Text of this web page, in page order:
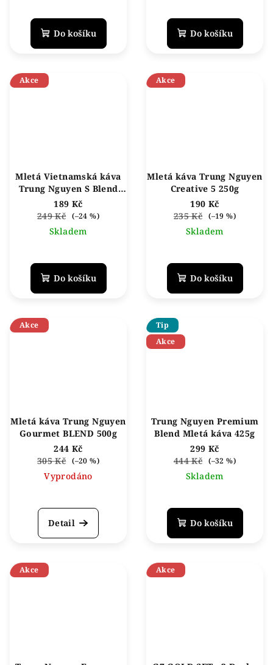
Do košíku
hodnocení
produktu
Do košíku
Akce
Mletá Vietnamská káva
Trung Nguyen S Blend
CONQUEROR 500g
189 Kč
249 Kč (–24 %)
Skladem
Do košíku
Akce
Mletá káva Trung Nguyen
Creative 5 250g
190 Kč
235 Kč (–19 %)
Skladem
Do košíku
Akce
Mletá káva Trung Nguyen
Gourmet BLEND 500g
244 Kč
305 Kč (–20 %)
Vyprodáno
Detail
Tip
Akce
Trung Nguyen Premium
Blend Mletá káva 425g
299 Kč
444 Kč (–32 %)
Skladem
Do košíku
Akce Akce